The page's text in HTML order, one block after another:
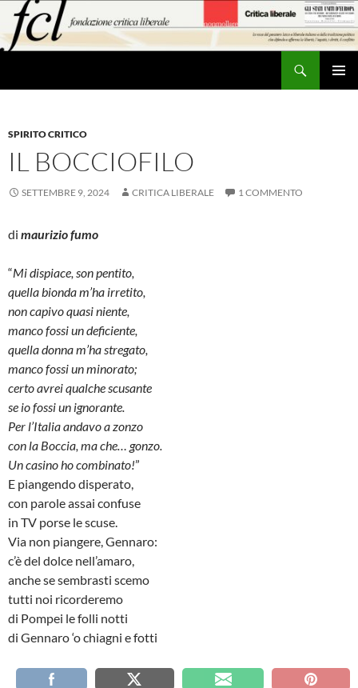
contenuto
SPIRITO CRITICO
IL BOCCIOFILO
SETTEMBRE 9, 2024 CRITICA LIBERALE 1 COMMENTO
di maurizio fumo
“Mi dispiace, son pentito,
quella bionda m’ha irretito,
non capivo quasi niente,
manco fossi un deficiente,
quella donna m’ha stregato,
manco fossi un minorato;
certo avrei qualche scusante
se io fossi un ignorante.
Per l’Italia andavo a zonzo
con la Boccia, ma che… gonzo.
Un casino ho combinato!”
E piangendo disperato,
con parole assai confuse
in TV porse le scuse.
Via non piangere, Gennaro:
c’è del dolce nell’amaro,
anche se sembrasti scemo
tutti noi ricorderemo
di Pompei le folli notti
di Gennaro ‘o chiagni e fotti